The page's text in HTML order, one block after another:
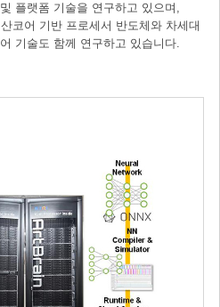
플랫폼 기술을 연구하고 있으며,
코어 기반 프로세서 반도체와 차세대
기술도 함께 연구하고 있습니다.